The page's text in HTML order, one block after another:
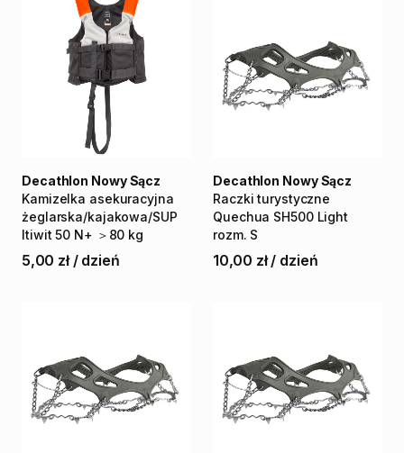
Kamizelka asekuracyjna
żeglarska​/​kajakowa​/​SUP
Itiwit 50 N+ ＞80 kg
Decathlon Nowy Sącz
5,00 zł / dzień
Raczki turystyczne
Quechua SH500 Light
rozm. S
Decathlon Nowy Sącz
10,00 zł / dzień